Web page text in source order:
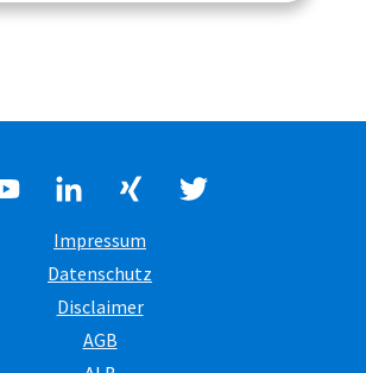
Impressum
Datenschutz
Disclaimer
AGB